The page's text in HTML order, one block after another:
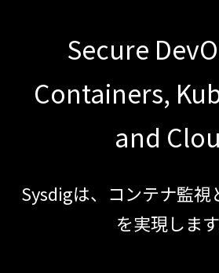
【ブログ】
クラウド構成ミス
Posture
Managementの全
AIワークロードの
｜LLM・
Secure
Containers,
and
Sysdigは、コンテナ監視
を実現します